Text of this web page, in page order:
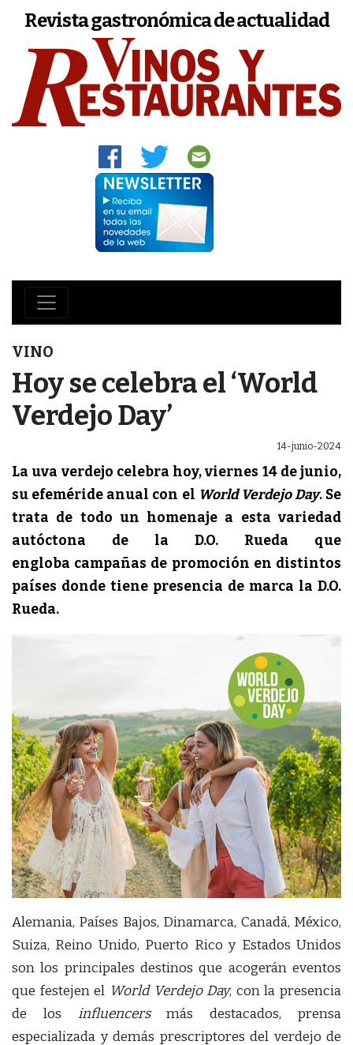
Revista gastronómica de actualidad
VINO
Hoy se celebra el ‘World
Verdejo Day’
14-junio-2024
La uva verdejo celebra hoy, viernes 14 de junio,
su efeméride anual con el World Verdejo Day. Se
trata de todo un homenaje a esta variedad
autóctona de la D.O. Rueda que
engloba campañas de promoción en distintos
países donde tiene presencia de marca la D.O.
Rueda.
Alemania, Países Bajos, Dinamarca, Canadá, México,
Suiza, Reino Unido, Puerto Rico y Estados Unidos
son los principales destinos que acogerán eventos
que festejen el World Verdejo Day, con la presencia
de los influencersmás destacados, prensa
especializada y demás prescriptores del verdejo de